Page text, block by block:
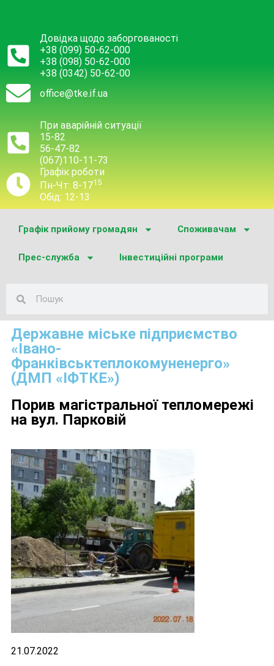
Довідка щодо заборгованості
+38 (099) 50-62-000
+38 (098) 50-62-000
+38 (0342) 50-62-00
office@tke.if.ua
При аварійній ситуації
15-82
56-47-82
(067)110-11-73
Графік роботи
Пн-Чт: 8-1715
Обід: 12-13
Графік прийому громадян Споживачам
Прес-служба Інвестиційні програми
Державне міське підприємство
«Івано-
Франківськтеплокомуненерго»
(ДМП «ІФТКЕ»)
Порив магістральної тепломережі
на вул. Парковій
21.07.2022